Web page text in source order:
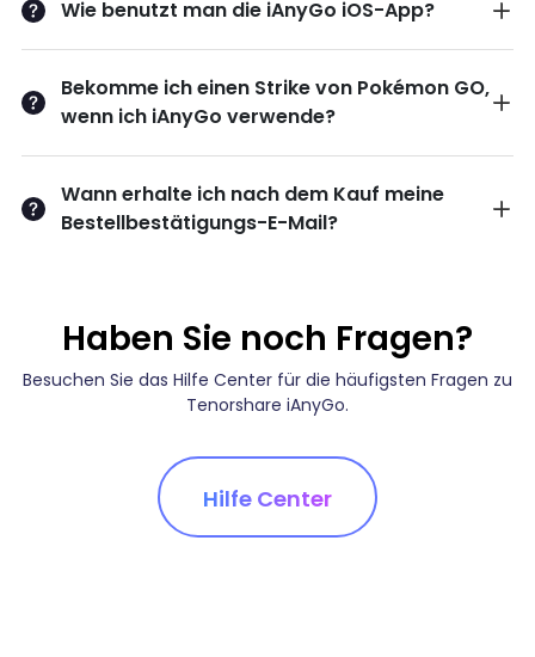
Wie benutzt man die iAnyGo iOS-App?
Bekomme ich einen Strike von Pokémon GO,
wenn ich iAnyGo verwende?
Wann erhalte ich nach dem Kauf meine
Bestellbestätigungs-E-Mail?
Haben Sie noch Fragen?
Besuchen Sie das Hilfe Center für die häufigsten Fragen zu
Tenorshare iAnyGo.
Hilfe Center